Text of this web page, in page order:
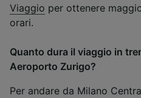
Viaggio per ottenere
orari.
Quanto dura il viaggio in
Aeroporto Zurigo?
Per andare da Milano